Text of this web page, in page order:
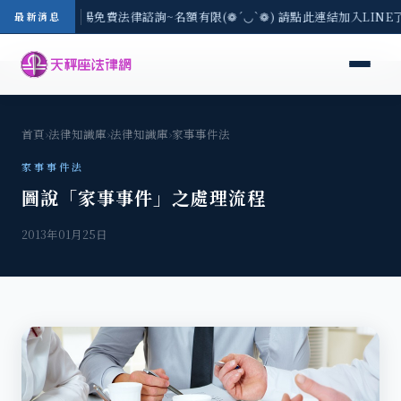
最新消息
區-8/3(一) 現場免費法律諮詢~名額有限(❁´◡`❁) 請點此連結加入
首頁›法律知識庫›法律知識庫›家事事件法
家事事件法
圖說「家事事件」之處理流程
2013年01月25日